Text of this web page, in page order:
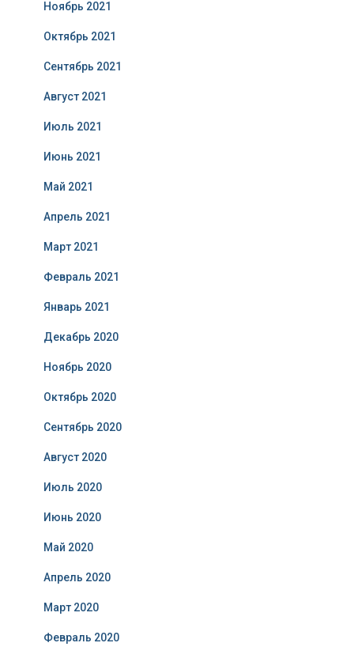
Ноябрь 2021
Октябрь 2021
Сентябрь 2021
Август 2021
Июль 2021
Июнь 2021
Май 2021
Апрель 2021
Март 2021
Февраль 2021
Январь 2021
Декабрь 2020
Ноябрь 2020
Октябрь 2020
Сентябрь 2020
Август 2020
Июль 2020
Июнь 2020
Май 2020
Апрель 2020
Март 2020
Февраль 2020